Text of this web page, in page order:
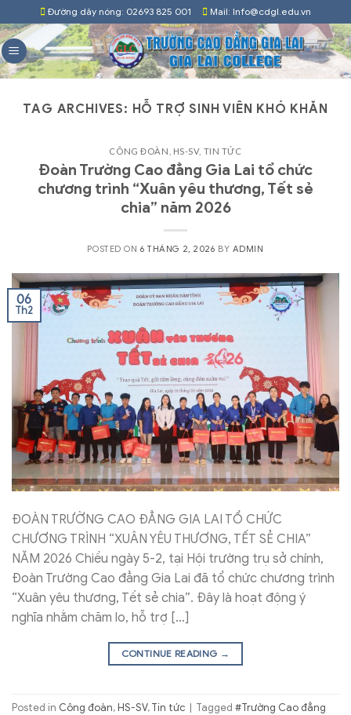
to
content
Đường dây nóng: 02693 825 001 Mail: Info@cdgl.edu.vn
TAG ARCHIVES: HỖ TRỢ SINH VIÊN KHÓ KHĂN
CÔNG ĐOÀN HS-SV, TIN TỨC
Đoàn Trường Cao đẳng Gia Lai tổ chức
chương trình “Xuân yêu thương, Tết sẻ
chia” năm 2026
POSTED ON6 THÁNG 2, 2026 BY ADMIN
06
Th2
ĐOÀN TRƯỜNG CAO ĐẲNG GIA LAI TỔ CHỨC
CHƯƠNG TRÌNH “XUÂN YÊU THƯƠNG, TẾT SẺ CHIA”
NĂM 2026 Chiều ngày 5-2, tại Hội trường trụ sở chính,
Đoàn Trường Cao đẳng Gia Lai đã tổ chức chương trình
“Xuân yêu thương, Tết sẻ chia”. Đây là hoạt động ý
nghĩa nhằm chăm lo, hỗ trợ […]
CONTINUE READING →
Posted in Công đoàn, HS-SV,Tin tức Tagged #Trường Cao đẳng